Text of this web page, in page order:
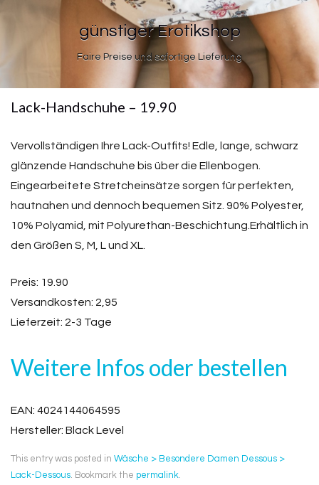
günstiger Erotikshop
Faire Preise und sofortige Lieferung
Lack-Handschuhe – 19.90
Vervollständigen Ihre Lack-Outfits! Edle, lange, schwarz
glänzende Handschuhe bis über die Ellenbogen.
Eingearbeitete Stretcheinsätze sorgen für perfekten,
hautnahen und dennoch bequemen Sitz. 90% Polyester,
10% Polyamid, mit Polyurethan-Beschichtung.Erhältlich in
den Größen S, M, L und XL.
Preis: 19.90
Versandkosten: 2,95
Lieferzeit: 2-3 Tage
Weitere Infos oder bestellen
EAN: 4024144064595
Hersteller: Black Level
This entry was posted in Wäsche > Besondere Damen Dessous >
Lack-Dessous. Bookmark the permalink.